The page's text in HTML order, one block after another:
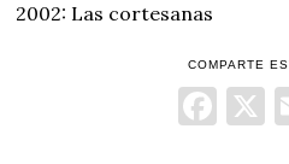
2002: Las cortesanas
COMPARTE